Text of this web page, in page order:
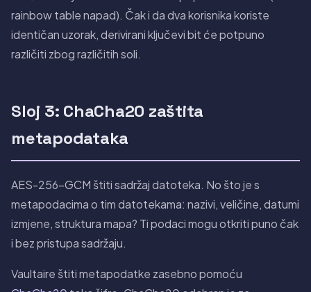
rainbow table napad). Čak i da dva korisnika koriste
identičan uzorak, derivirani ključevi bit će potpuno
različiti zbog različitih soli.
Sloj 3: ChaCha20 zaštita
metapodataka
AES-256-GCM štiti sadržaj datoteka. No što je s
metapodacima o tim datotekama: nazivi, veličine, datumi
izmjene, struktura mapa? Ti podaci mogu otkriti puno čak
i bez pristupa sadržaju.
Vaultaire štiti metapodatke zasebno pomoću